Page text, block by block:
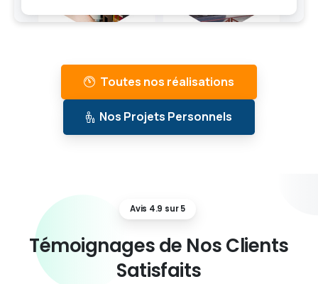
Toutes nos réalisations
Nos Projets Personnels
Avis 4.9 sur 5
Témoignagesde NosClients
Satisfaits